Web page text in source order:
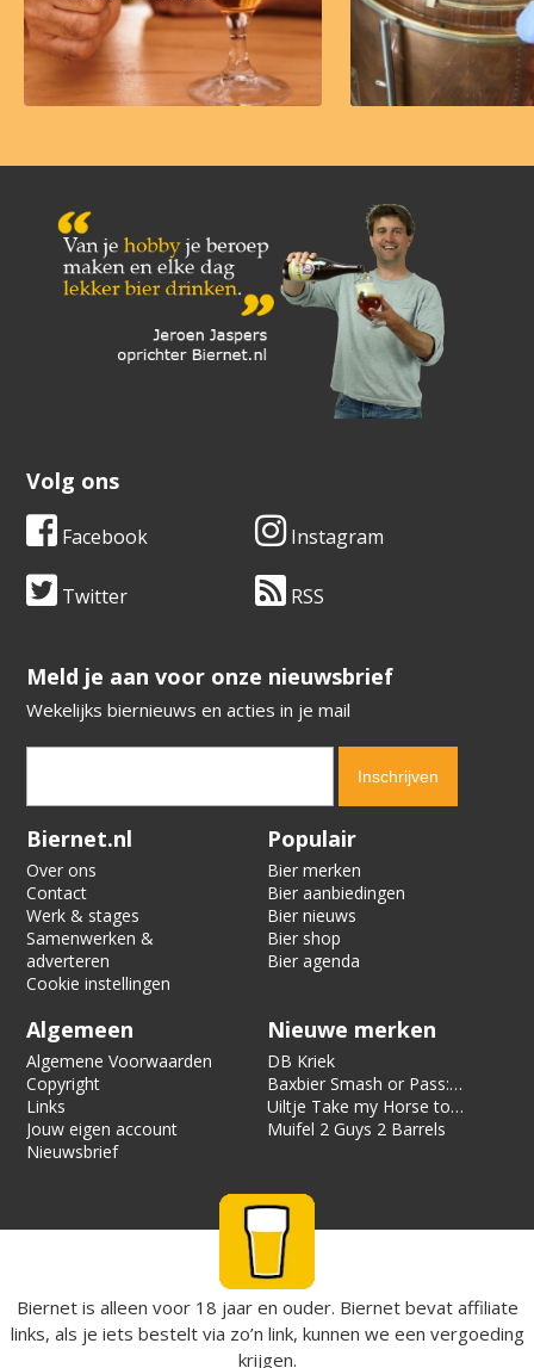
Volg ons
Facebook Instagram
Twitter RSS
​​​​​​​Meld je aan voor onze nieuwsbrief
Wekelijks biernieuws en acties in je mail
Verification code:
Biernet.nl
Over ons
Contact
Werk & stages
Samenwerken &
adverteren
Cookie instellingen
Populair
Bier merken
Bier aanbiedingen
Bier nieuws
Bier shop
Bier agenda
Algemeen
Algemene Voorwaarden
Copyright
Links
Jouw eigen account
Nieuwsbrief
Nieuwe merken
DB Kriek
Baxbier Smash or Pass:
Strata
Uiltje Take my Horse to
the Hotel Room
Muifel 2 Guys 2 Barrels
Biernet is alleen voor 18 jaar en ouder. Biernet bevat affiliate
links, als je iets bestelt via zo’n link, kunnen we een vergoeding
krijgen.